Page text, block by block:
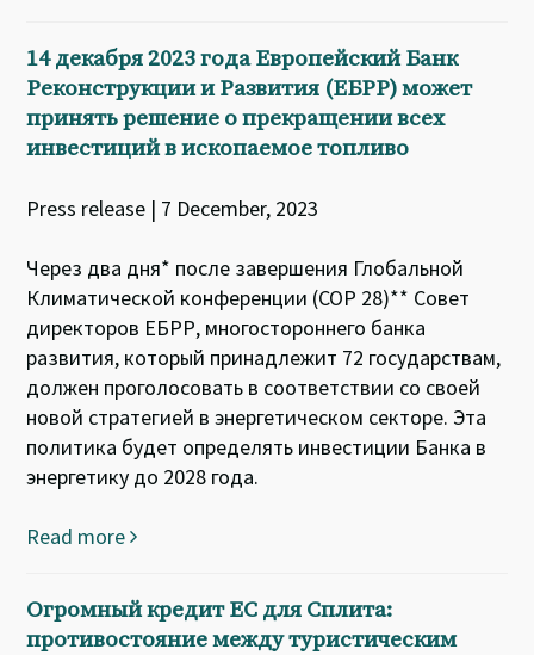
14 декабря 2023 года Европейский Банк
Реконструкции и Развития (ЕБРР) может
принять решение о прекращении всех
инвестиций в ископаемое топливо
Press release | 7 December, 2023
Через два дня* после завершения Глобальной
Климатической конференции (COP 28)** Совет
директоров ЕБРР, многостороннего банка
развития, который принадлежит 72 государствам,
должен проголосовать в соответствии со своей
новой стратегией в энергетическом секторе. Эта
политика будет определять инвестиции Банка в
энергетику до 2028 года.
Read more
Огромный кредит ЕС для Сплита:
противостояние между туристическим